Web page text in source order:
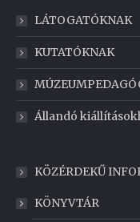
LÁTOGATÓKNAK
KUTATÓKNAK
Állandó
KÖZÉRDEKŰ
KÖNYVTÁR